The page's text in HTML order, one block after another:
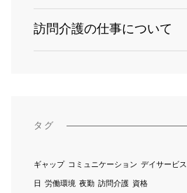
訪問介護の仕事について
タグ
ギャップ コミュニケーション デイサービス
日 労働環境 夜勤 訪問介護 資格